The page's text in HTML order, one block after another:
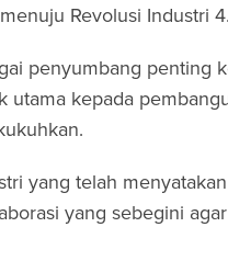
Revolusi Industri
penyumbang penting
utama kepada
yang telah
yang sebegini